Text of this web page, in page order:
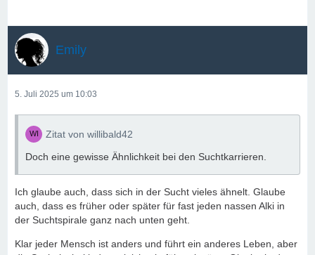
Emily
5. Juli 2025 um 10:03
Zitat von willibald42
Doch eine gewisse Ähnlichkeit bei den Suchtkarrieren.
Ich glaube auch, dass sich in der Sucht vieles ähnelt. Glaube
auch, dass es früher oder später für fast jeden nassen Alki in
der Suchtspirale ganz nach unten geht.
Klar jeder Mensch ist anders und führt ein anderes Leben, aber